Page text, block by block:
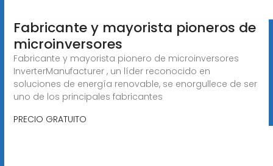
Fabricante y mayorista pioneros de
microinversores
Fabricante y mayorista pionero de microinversores
InverterManufacturer , un líder reconocido en
soluciones de energía renovable, se enorgullece de ser
uno de los principales fabricantes
PRECIO GRATUITO